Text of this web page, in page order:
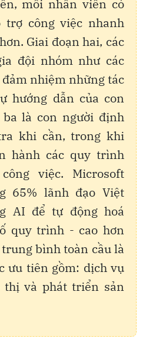
mỗi nhân viên có
công việc nhanh
Giai đoạn hai, các
đội nhóm như các
nhiệm những tác
hướng dẫn của con
ba là con người định
khi cần, trong khi
hành các quy trình
việc. Microsoft
65% lãnh đạo Việt
AI để tự động hoá
quy trình - cao hơn
bình toàn cầu là
ưu tiên gồm: dịch vụ
thị và phát triển sản